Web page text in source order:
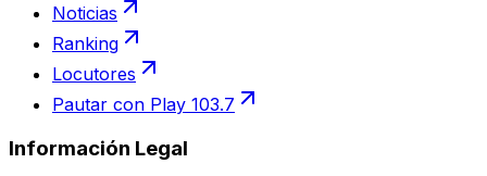
Noticias
Ranking
Locutores
Pautar con Play 103.7
Información Legal